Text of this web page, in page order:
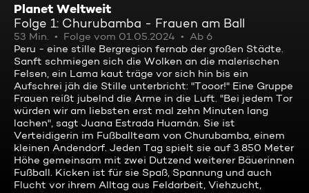
Planet Weltweit
Folge 1: Churubamba - Frauen am Ball
53 Min. Folge vom 01.05.2024
Ab 6
Peru - eine stille Bergregion fernab der großen Städte.
Sanft schmiegen sich die Wolken an die malerischen
Felsen, ein Lama kaut träge vor sich hin bis ein
Aufschrei jäh die Stille unterbricht: "Tooor!" Eine Gruppe
Frauen reißt jubelnd die Arme in die Luft. "Bei jedem Tor
würden wir am liebsten erst mal zehn Minuten lang
lachen", sagt Juana Estrada Huamán. Sie ist
Verteidigerin im Fußballteam von Churubamba, einem
kleinen Andendorf. Jeden Tag spielt sie auf 3.850 Meter
Höhe gemeinsam mit zwei Dutzend weiterer Bäuerinnen
Fußball. Kicken ist für sie Spaß, Spannung und auch
Flucht vor ihrem Alltag aus Feldarbeit, Viehzucht,